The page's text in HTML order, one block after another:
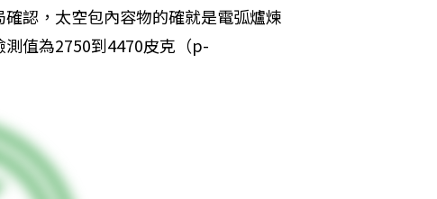
認，太空包內容物的確就是電弧爐煉
值為2750到4470皮克（p-